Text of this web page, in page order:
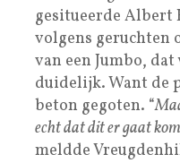
gesitueerde Albert
volgens geruchten
van een Jumbo,
duidelijk. Want de
beton gegoten. “
echt dat dit er gaat
meldde